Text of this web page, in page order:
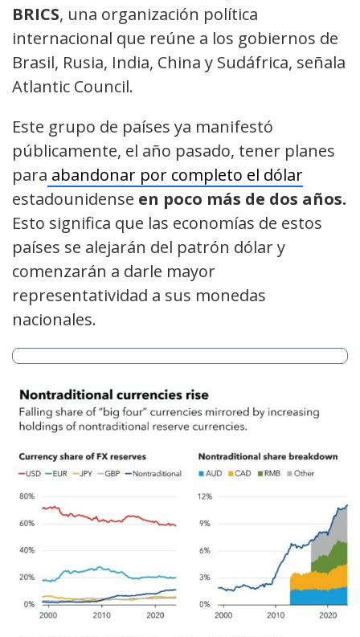
BRICS, una organización política
internacional que reúne a los gobiernos de
Brasil, Rusia, India, China y Sudáfrica, señala
Atlantic Council.
Este grupo de países ya manifestó
públicamente, el año pasado, tener planes
para abandonar por completo el dólar
estadounidense en poco más de dos años.
Esto significa que las economías de estos
países se alejarán del patrón dólar y
comenzarán a darle mayor
representatividad a sus monedas
nacionales.